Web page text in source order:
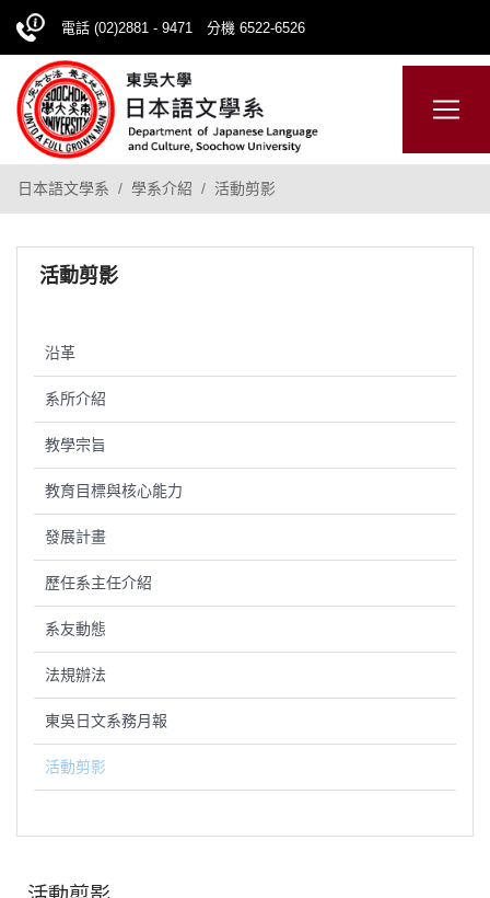
電話 (02)2881 - 9471 分機 6522-6526
日本語 ENGLISH
日本語文學系 學系介紹 活動剪影
活動剪影
沿革
系所介紹
教學宗旨
教育目標與核心能力
發展計畫
歷任系主任介紹
系友動態
法規辦法
東吳日文系務月報
活動剪影